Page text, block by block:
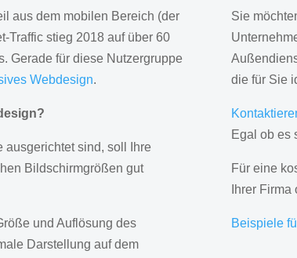
aus dem mobilen Bereich (der
Traffic stieg 2018 auf über 60
Gerade für diese Nutzergruppe
Webdesign.
ausgerichtet sind, soll Ihre
Bildschirmgrößen gut
und Auflösung des
Darstellung auf dem
Sie
die für Sie
Egal ob es
Für eine
Ihrer
Beispiele